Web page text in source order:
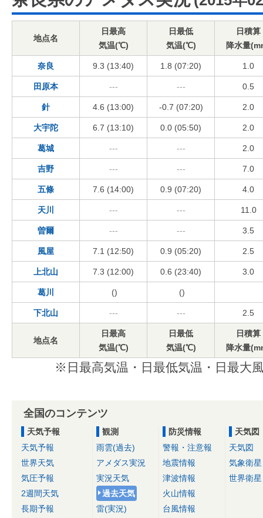
地点名
日最高
気温(℃)
日最低
気温(℃)
日積算
降水量
奈良 9.3 (13:40) 1.8 (07:20) 1.0
田原本 --- --- 0.5
針 4.6 (13:00) -0.7 (07:20) 2.0
大宇陀 6.7 (13:10) 0.0 (05:50) 2.0
葛城 --- --- 2.0
吉野 --- --- 7.0
五條 7.6 (14:00) 0.9 (07:20) 4.0
天川 --- --- 11.0
曽爾 --- --- 3.5
風屋 7.1 (12:50) 0.9 (05:20) 2.5
上北山 7.3 (12:00) 0.6 (23:40) 3.0
葛川 () ()
下北山 --- --- 2.5
地点名
日最高
気温(℃)
日最低
気温(℃)
日積算
降水量
※日最高気温・日最低気温・日最大
全国のコンテンツ
天気予報
天気予報
世界天気
気圧予報
2週間天気
長期予報
観測
雨雲(過去)
アメダス実況
実況天気
過去天気
雷(実況)
防災情報
警報・注意報
地震情報
津波情報
火山情報
台風情報
天気図
天気図
気象衛星
世界衛星